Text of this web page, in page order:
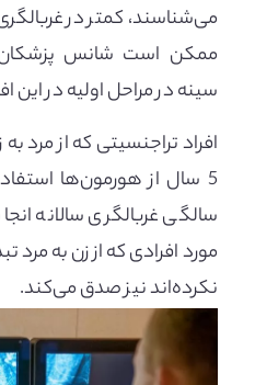
می‌شناسند، کمتر در
ممکن است شانس
سینه در مراحل اولیه در
افراد تراجنسیتی که از مرد
سالگی غربالگری سالانه
مورد افرادی که از زن به
نکرده‌اند نیز صدق می‌کند.